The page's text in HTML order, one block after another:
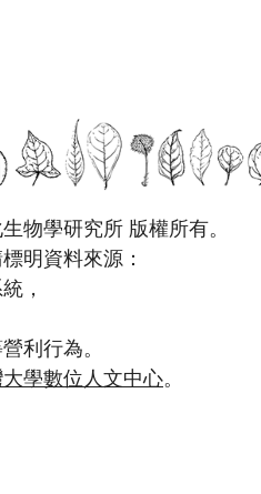
物學研究所 版權所有。
明資料來源：
，
利行為。
大學數位人文中心。